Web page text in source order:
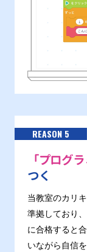
REASON 5
「プログ
つく
当教室のカリ
準拠しており
に合格すると
いながら自信